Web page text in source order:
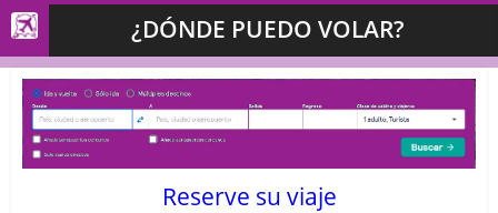
¿DÓNDE PUEDO VOLAR?
Reserve su viaje